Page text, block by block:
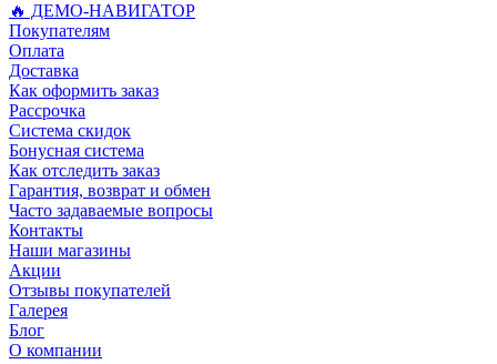
🔥 ДЕМО-НАВИГАТОР
Покупателям
Оплата
Доставка
Как оформить заказ
Рассрочка
Система скидок
Бонусная система
Как отследить заказ
Гарантия, возврат и обмен
Часто задаваемые вопросы
Контакты
Наши магазины
Акции
Отзывы покупателей
Галерея
Блог
О компании